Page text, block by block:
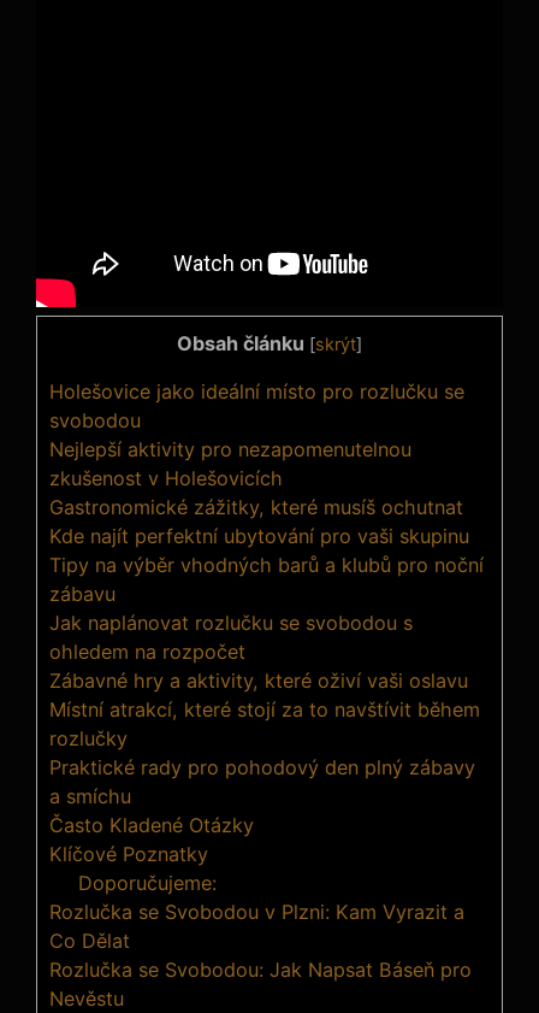
Obsah článku [skrýt]
Holešovice jako ideální místo pro rozlučku se
svobodou
Nejlepší aktivity pro nezapomenutelnou
zkušenost v Holešovicích
Gastronomické zážitky, které musíš ochutnat
Kde najít perfektní ubytování pro vaši skupinu
Tipy na výběr vhodných barů a klubů pro noční
zábavu
Jak naplánovat rozlučku se svobodou s
ohledem na rozpočet
Zábavné hry a aktivity, které oživí vaši oslavu
Místní atrakcí, které stojí za to navštívit během
rozlučky
Praktické rady pro pohodový den plný zábavy
a smíchu
Často Kladené Otázky
Klíčové Poznatky
Doporučujeme:
Rozlučka se Svobodou v Plzni: Kam Vyrazit a
Co Dělat
Rozlučka se Svobodou: Jak Napsat Báseň pro
Nevěstu